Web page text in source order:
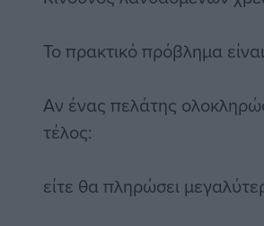
Το πρακτικό πρόβλημα
Αν ένας πελάτης
τέλος:
είτε θα πληρώσει